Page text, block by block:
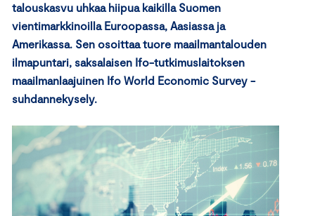
talouskasvu uhkaa hiipua kaikilla Suomen
vientimarkkinoilla Euroopassa, Aasiassa ja
Amerikassa. Sen osoittaa tuore maailmantalouden
ilmapuntari, saksalaisen Ifo-tutkimuslaitoksen
maailmanlaajuinen Ifo World Economic Survey -
suhdannekysely.